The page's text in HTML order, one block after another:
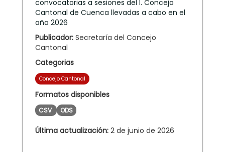
convocatorias a sesiones del I. Concejo
Cantonal de Cuenca llevadas a cabo en el
año 2026
Publicador: Secretaría del Concejo
Cantonal
Categorias
Concejo Cantonal
Formatos disponibles
CSV ODS
Última actualización: 2 de junio de 2026